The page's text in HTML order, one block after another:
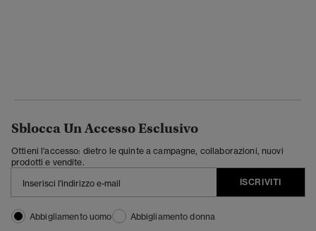
Sblocca Un Accesso Esclusivo
Ottieni l'accesso: dietro le quinte a campagne, collaborazioni, nuovi
prodotti e vendite.
ISCRIVITI
Abbigliamento uomo
Abbigliamento donna